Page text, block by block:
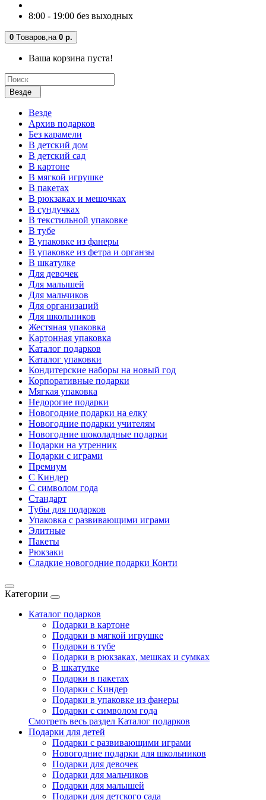
8:00 - 19:00 без выходных
0 Tоваров, на 0 р.
Ваша корзина пуста!
Везде
Везде
Архив подарков
Без карамели
В детский дом
В детский сад
В картоне
В мягкой игрушке
В пакетах
В рюкзаках и мешочках
В сундучках
В текстильной упаковке
В тубе
В упаковке из фанеры
В упаковке из фетра и органзы
В шкатулке
Для девочек
Для малышей
Для мальчиков
Для организаций
Для школьников
Жестяная упаковка
Картонная упаковка
Каталог подарков
Каталог упаковки
Кондитерские наборы на новый год
Корпоративные подарки
Мягкая упаковка
Недорогие подарки
Новогодние подарки на елку
Новогодние подарки учителям
Новогодние шоколадные подарки
Подарки на утренник
Подарки с играми
Премиум
С Киндер
С символом года
Стандарт
Тубы для подарков
Упаковка с развивающими играми
Элитные
Пакеты
Рюкзаки
Сладкие новогодние подарки Конти
Категории
Каталог подарков
Подарки в картоне
Подарки в мягкой игрушке
Подарки в тубе
Подарки в рюкзаках, мешках и сумках
В шкатулке
Подарки в пакетах
Подарки с Киндер
Подарки в упаковке из фанеры
Подарки с символом года
Смотреть весь раздел Каталог подарков
Подарки для детей
Подарки с развивающими играми
Новогодние подарки для школьников
Подарки для девочек
Подарки для мальчиков
Подарки для малышей
Подарки для детского сада